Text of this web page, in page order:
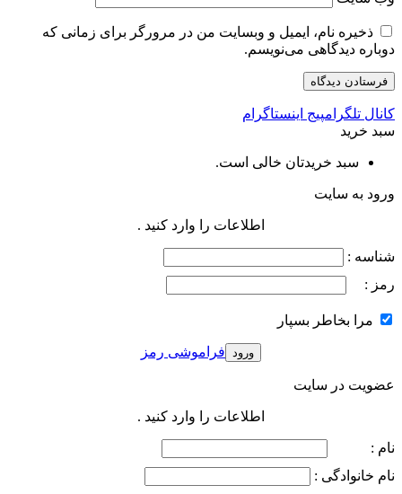
ذخیره نام، ایمیل و وبسایت من در مرورگر برای زمانی که
دوباره دیدگاهی می‌نویسم.
کانال تلگرامپیج اینستاگرام
سبد خرید
سبد خریدتان خالی است.
ورود به سایت
اطلاعات را وارد کنید .
شناسه :
رمز :
مرا بخاطر بسپار
فراموشی رمز
عضویت در سایت
اطلاعات را وارد کنید .
نام :
نام خانوادگی :